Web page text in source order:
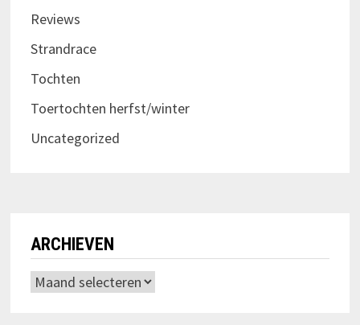
Reviews
Strandrace
Tochten
Toertochten herfst/winter
Uncategorized
ARCHIEVEN
Archieven